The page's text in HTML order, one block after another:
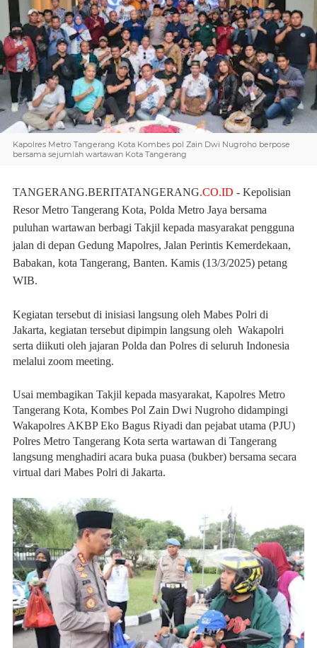
Kapolres Metro Tangerang Kota Kombes pol Zain Dwi Nugroho berpose
bersama sejumlah wartawan Kota Tangerang
TANGERANG.BERITATANGERANG.CO.ID - Kepolisian
Resor Metro Tangerang Kota, Polda Metro Jaya bersama
puluhan wartawan berbagi Takjil kepada masyarakat pengguna
jalan di depan Gedung Mapolres, Jalan Perintis Kemerdekaan,
Babakan, kota Tangerang, Banten. Kamis (13/3/2025) petang
WIB.
Kegiatan tersebut di inisiasi langsung oleh Mabes Polri di
Jakarta, kegiatan tersebut dipimpin langsung oleh Wakapolri
serta diikuti oleh jajaran Polda dan Polres di seluruh Indonesia
melalui zoom meeting.
Usai membagikan Takjil kepada masyarakat, Kapolres Metro
Tangerang Kota, Kombes Pol Zain Dwi Nugroho didampingi
Wakapolres AKBP Eko Bagus Riyadi dan pejabat utama (PJU)
Polres Metro Tangerang Kota serta wartawan di Tangerang
langsung menghadiri acara buka puasa (bukber) bersama secara
virtual dari Mabes Polri di Jakarta.